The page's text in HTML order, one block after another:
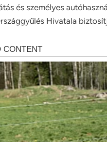
és személyes
Hivatala